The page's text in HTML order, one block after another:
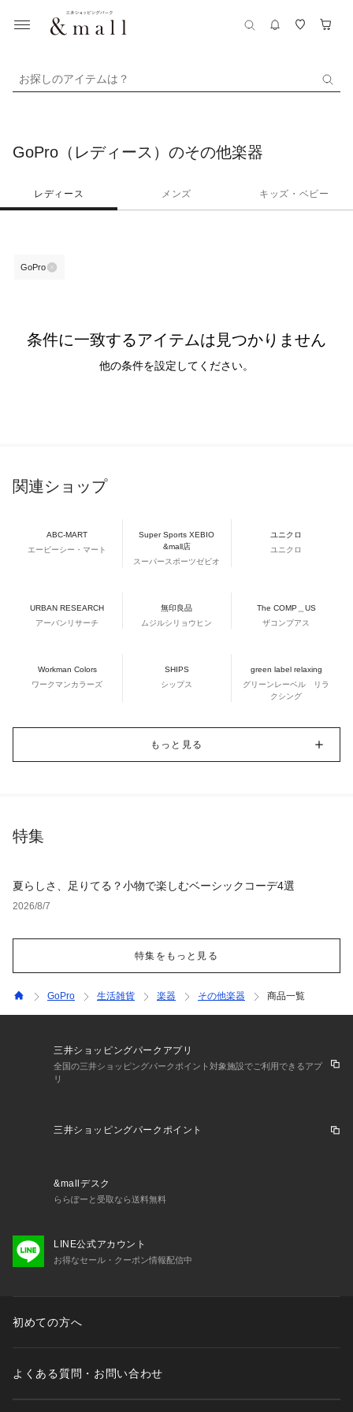
お探しのアイテムは？
GoPro（レディース）のその他楽器
レディース メンズ キッズ・ベビー
GoPro
条件に一致するアイテムは見つかりません
他の条件を設定してください。
関連ショップ
ABC-MART
エービーシー・マート
Super Sports XEBIO
&mall店
スーパースポーツゼビオ
ユニクロ
ユニクロ
URBAN RESEARCH
アーバンリサーチ
無印良品
ムジルシリョウヒン
The COMP＿US
ザコンプアス
Workman Colors
ワークマンカラーズ
SHIPS
シップス
green label relaxing
グリーンレーベル リラ
クシング
もっと見る
特集
夏らしさ、足りてる？小物で楽しむベーシックコーデ4選
2026/8/7
特集をもっと見る
GoPro 生活雑貨 楽器 その他楽器 商品一覧
三井ショッピングパークアプリ
全国の三井ショッピングパークポイント対象施設でご利用できるアプ
リ
三井ショッピングパークポイント
&mallデスク
ららぽーと受取なら送料無料
LINE公式アカウント
お得なセール・クーポン情報配信中
初めての方へ
よくある質問・お問い合わせ